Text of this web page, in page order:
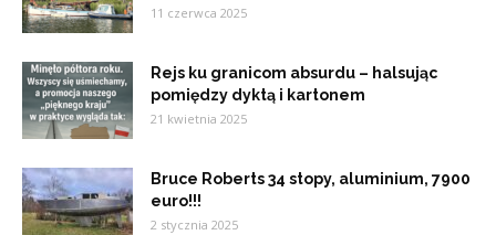
11 czerwca 2025
Rejs ku granicom absurdu – halsując
pomiędzy dyktą i kartonem
21 kwietnia 2025
Bruce Roberts 34 stopy, aluminium, 7900
euro!!!
2 stycznia 2025